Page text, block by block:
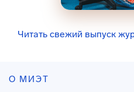
Читать свежий выпуск
О МИЭТ